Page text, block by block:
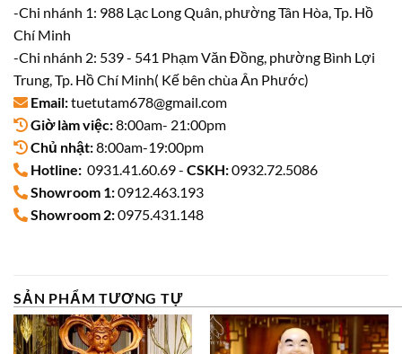
-Chi nhánh 1: 988 Lạc Long Quân, phường Tân Hòa, Tp. Hồ
Chí Minh
-Chi nhánh 2: 539 - 541 Phạm Văn Đồng, phường Bình Lợi
Trung, Tp. Hồ Chí Minh( Kế bên chùa Ân Phước)
Email:tuetutam678@gmail.com
Giờ làm việc:8:00am- 21:00pm
Chủ nhật:8:00am-19:00pm
Hotline: 0931.41.60.69 - CSKH:0932.72.5086
Showroom 1:0912.463.193
Showroom 2:0975.431.148
SẢN PHẨM TƯƠNG TỰ